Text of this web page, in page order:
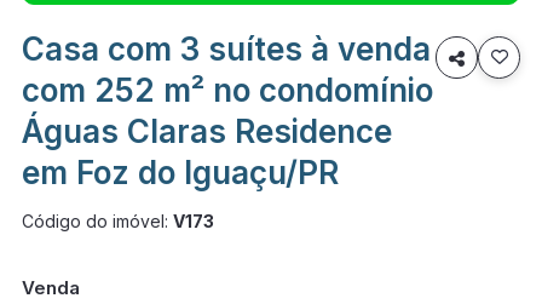
Casa com 3 suítes à venda
com 252 m² no condomínio
Águas Claras Residence
em Foz do Iguaçu/PR

Código do imóvel: V173
Venda